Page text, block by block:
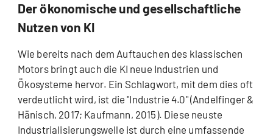
Der ökonomische und gesellschaftliche
Nutzen von KI
Wie bereits nach dem Auftauchen des klassischen
Motors bringt auch die KI neue Industrien und
Ökosysteme hervor. Ein Schlagwort, mit dem dies oft
verdeutlicht wird, ist die "Industrie 4.0" (Andelfinger &
Hänisch, 2017; Kaufmann, 2015). Diese neuste
Industrialisierungswelle ist durch eine umfassende